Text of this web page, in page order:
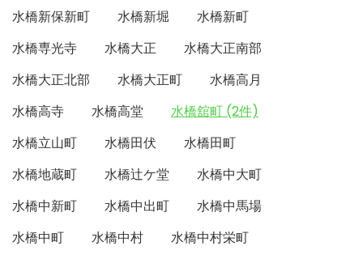
水橋新保新町
水橋新堀
水橋新町
水橋専光寺
水橋大正
水橋大正南部
水橋大正北部
水橋大正町
水橋高月
水橋高寺
水橋高堂
水橋舘町 (2件)
水橋立山町
水橋田伏
水橋田町
水橋地蔵町
水橋辻ケ堂
水橋中大町
水橋中新町
水橋中出町
水橋中馬場
水橋中町
水橋中村
水橋中村栄町